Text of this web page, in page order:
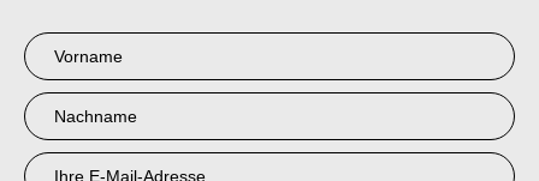
Newsletter
Anmeldung
RMI